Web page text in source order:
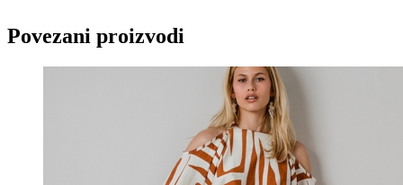
Povezani proizvodi